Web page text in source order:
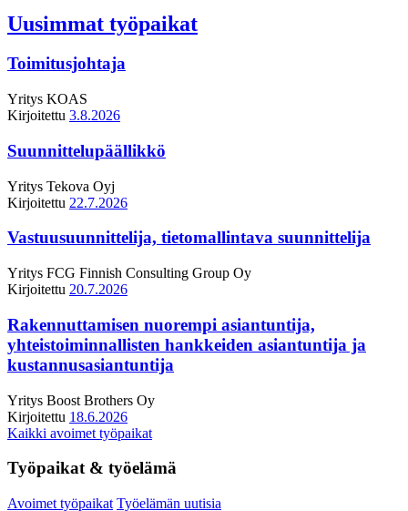
Uusimmat työpaikat
Toimitusjohtaja
Yritys KOAS
Kirjoitettu 3.8.2026
Suunnittelupäällikkö
Yritys Tekova Oyj
Kirjoitettu 22.7.2026
Vastuusuunnittelija, tietomallintava suunnittelija
Yritys FCG Finnish Consulting Group Oy
Kirjoitettu 20.7.2026
Rakennuttamisen nuorempi asiantuntija,
yhteistoiminnallisten hankkeiden asiantuntija ja
kustannusasiantuntija
Yritys Boost Brothers Oy
Kirjoitettu 18.6.2026
Kaikki avoimet työpaikat
Työpaikat & työelämä
Avoimet työpaikat Työelämän uutisia